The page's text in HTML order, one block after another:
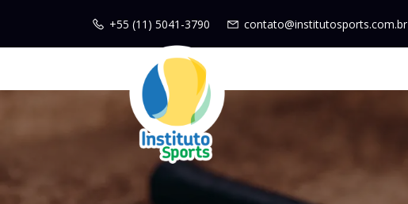
+55 (11) 5041-3790 contato@institutosports.com.br